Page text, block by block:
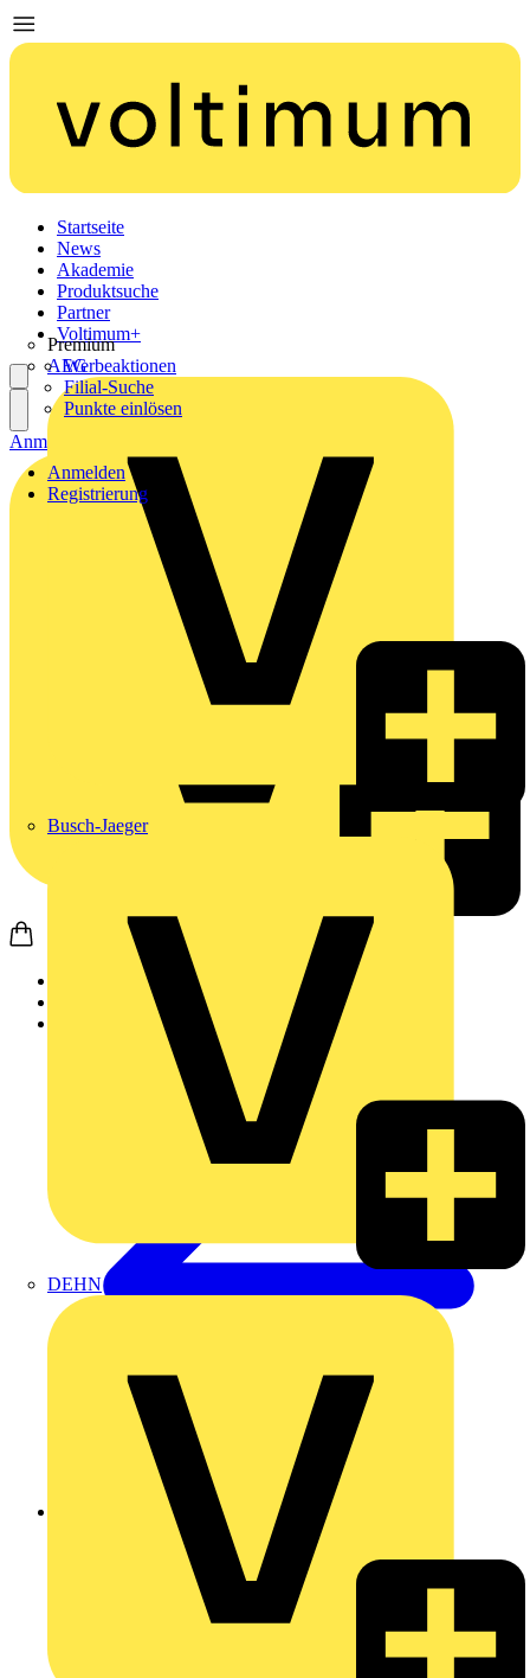
Startseite
News
Akademie
Produktsuche
Partner
Premium
AEG
Busch-Jaeger
DEHN
Voltimum+
Werbeaktionen
Filial-Suche
Punkte einlösen
Anmelden
Registrierung
Anmelden
Zurück zu Produkte